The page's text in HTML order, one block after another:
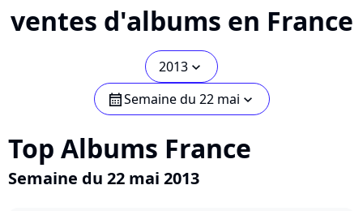
ventes d'albums en France
2013 chevron_bot
calendarSemaine du 22 mai chevron_bot
Top Albums France
Semaine du 22 mai 2013